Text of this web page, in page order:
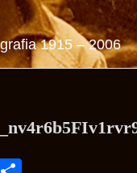
1915 – 2006